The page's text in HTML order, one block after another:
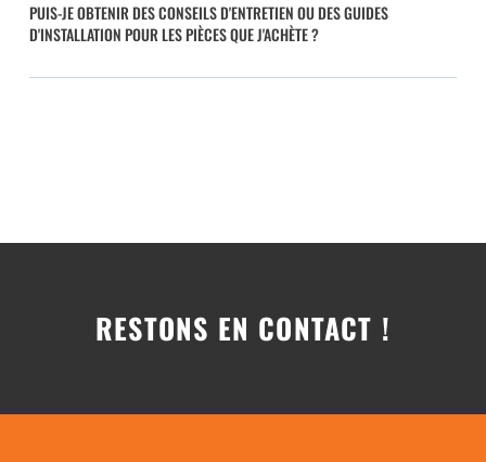
PUIS-JE OBTENIR DES CONSEILS D'ENTRETIEN OU DES GUIDES
D'INSTALLATION POUR LES PIÈCES QUE J'ACHÈTE ?
RESTONS EN CONTACT !